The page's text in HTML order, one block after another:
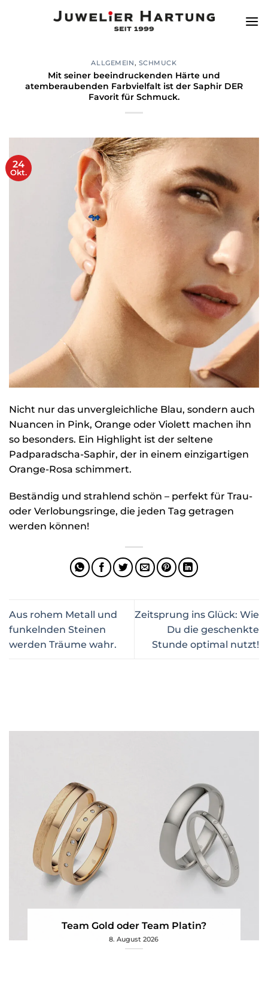
ALLGEMEIN, SCHMUCK
Mit seiner beeindruckenden Härte und
atemberaubenden Farbvielfalt ist der Saphir DER
Favorit für Schmuck.
24
Okt.
Nicht nur das unvergleichliche Blau, sondern auch
Nuancen in Pink, Orange oder Violett machen ihn
so besonders. Ein Highlight ist der seltene
Padparadscha-Saphir, der in einem einzigartigen
Orange-Rosa schimmert.
Beständig und strahlend schön – perfekt für Trau-
oder Verlobungsringe, die jeden Tag getragen
werden können!
Aus rohem Metall und
funkelnden Steinen
werden Träume wahr.
Zeitsprung ins Glück: Wie
Du die geschenkte
Stunde optimal nutzt!
Team Gold oder Team Platin?
8. August 2026